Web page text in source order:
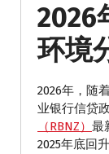
2026
环境
2026年，随
业银行信贷
（RBNZ） 最
2025年底回